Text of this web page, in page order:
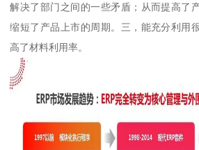
解决了部门之间的一些矛盾；从而提高了
缩短了产品上市的周期。三，能充分利用
高了材料利用率。